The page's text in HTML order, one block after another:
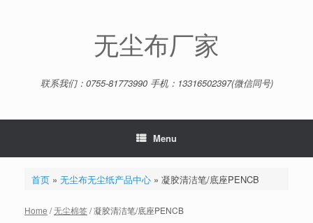
无尘布厂家
联系我们：0755-81773990 手机：13316502397(微信同号)
Menu
首页» 无尘布无尘纸产品中心» 凝胶清洁笔/底座PENCB
Home /无尘棉签/ 凝胶清洁笔/底座PENCB